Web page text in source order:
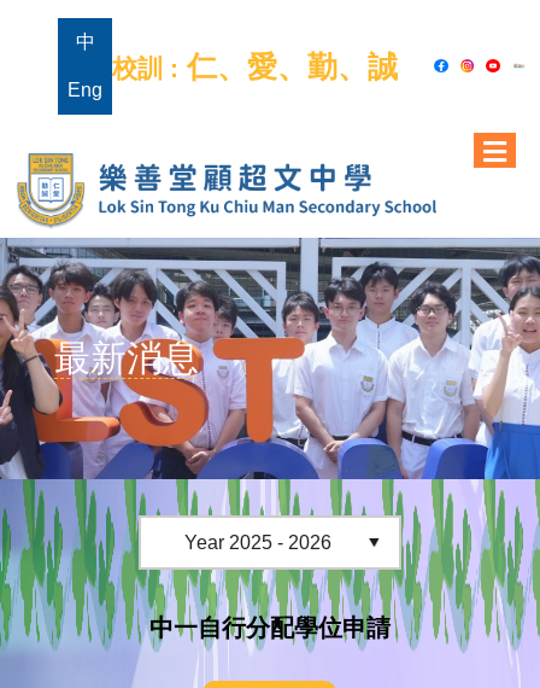
中
Eng
校訓 : 仁、愛、勤、誠
最新消息
中一自行分配學位申請